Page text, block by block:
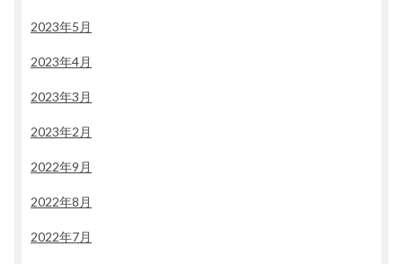
2023年5月
2023年4月
2023年3月
2023年2月
2022年9月
2022年8月
2022年7月